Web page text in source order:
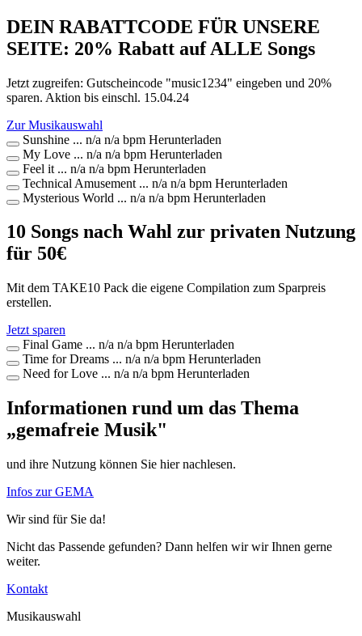
DEIN RABATTCODE FÜR UNSERE
SEITE: 20% Rabatt auf ALLE Songs
Jetzt zugreifen: Gutscheincode "music1234" eingeben und 20%
sparen. Aktion bis einschl. 15.04.24
Zur Musikauswahl
Sunshine ... n/a n/a bpm Herunterladen
My Love ... n/a n/a bpm Herunterladen
Feel it ... n/a n/a bpm Herunterladen
Technical Amusement ... n/a n/a bpm Herunterladen
Mysterious World ... n/a n/a bpm Herunterladen
10 Songs nach Wahl zur privaten Nutzung
für 50€
Mit dem TAKE10 Pack die eigene Compilation zum Sparpreis
erstellen.
Jetzt sparen
Final Game ... n/a n/a bpm Herunterladen
Time for Dreams ... n/a n/a bpm Herunterladen
Need for Love ... n/a n/a bpm Herunterladen
Informationen rund um das Thema
„gemafreie Musik"
und ihre Nutzung können Sie hier nachlesen.
Infos zur GEMA
Wir sind für Sie da!
Nicht das Passende gefunden? Dann helfen wir wir Ihnen gerne
weiter.
Kontakt
Musikauswahl